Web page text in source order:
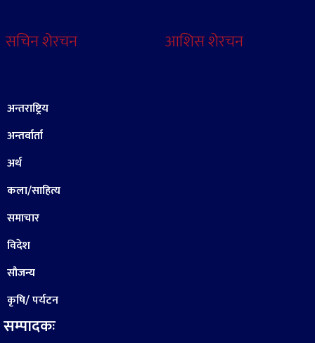
सचिन शेरचन आशिस शेरचन
अन्तराष्ट्रिय
अन्तर्वार्ता
अर्थ
कला/साहित्य
समाचार
विदेश
सौजन्य
कृषि/ पर्यटन
सम्पादकः